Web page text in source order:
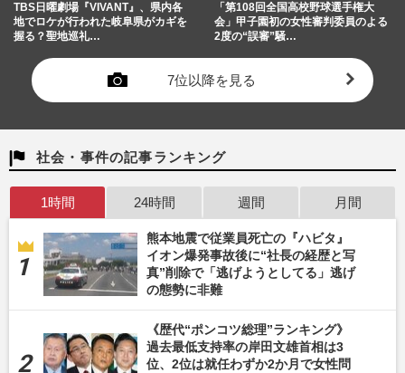
TBS日曜劇場『VIVANT』、県内各
地でロケが行われた岐阜県がカギを
握る？聖地巡礼…
「第108回全国高校野球選手権大
会」甲子園初の女性審判委員のよる
2度の“誤審”騒…
7位以降を見る
社会・事件の記事ランキング
1時間 24時間 週間 月間
熊本地震で従業員死亡の『ハビタ』
イオン爆発事故後に“社長の経歴と写
真”削除で「逃げようとしてる」逃げ
の態勢に非難
《歴代“ポンコツ総理”ランキング》
過去最低支持率の岸田文雄首相は3
位、2位は就任わずか2か月で女性問